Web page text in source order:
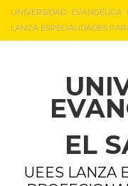
UNIVERSIDAD EVANGÉLICA
LANZA ESPECIALIDADES
EL
UEES LANZA